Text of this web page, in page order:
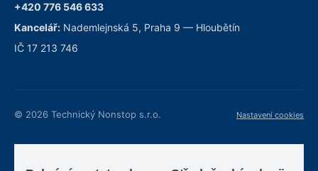
+420 776 546 633
Kancelář: Nademlejnská 5, Praha 9 — Hloubětín
IČ 17 213 746
© 2026 Technický Nonstop s.r.o. Nastavení cookies